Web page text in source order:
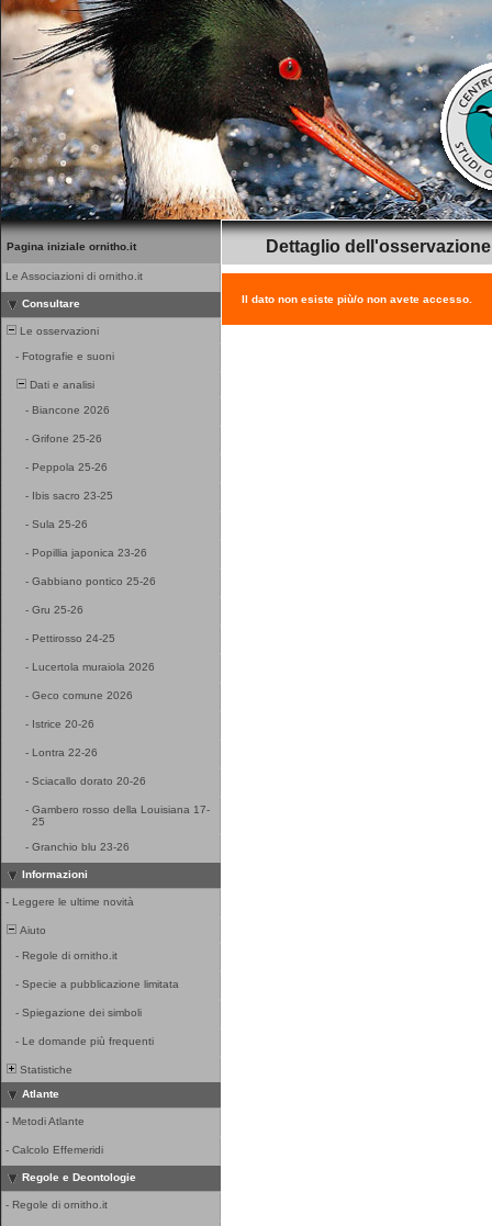
Pagina iniziale ornitho.it
Le Associazioni di ornitho.it
Consultare
Le osservazioni
- Fotografie e suoni
Dati e analisi
- Biancone 2026
- Grifone 25-26
- Peppola 25-26
- Ibis sacro 23-25
- Sula 25-26
- Popillia japonica 23-26
- Gabbiano pontico 25-26
- Gru 25-26
- Pettirosso 24-25
- Lucertola muraiola 2026
- Geco comune 2026
- Istrice 20-26
- Lontra 22-26
- Sciacallo dorato 20-26
- Gambero rosso della Louisiana 17-
25
- Granchio blu 23-26
Informazioni
- Leggere le ultime novità
Aiuto
- Regole di ornitho.it
- Specie a pubblicazione limitata
- Spiegazione dei simboli
- Le domande più frequenti
Statistiche
Atlante
- Metodi Atlante
- Calcolo Effemeridi
Regole e Deontologie
- Regole di ornitho.it
Dettaglio dell'osservazione
Il dato non esiste più/o non avete accesso.